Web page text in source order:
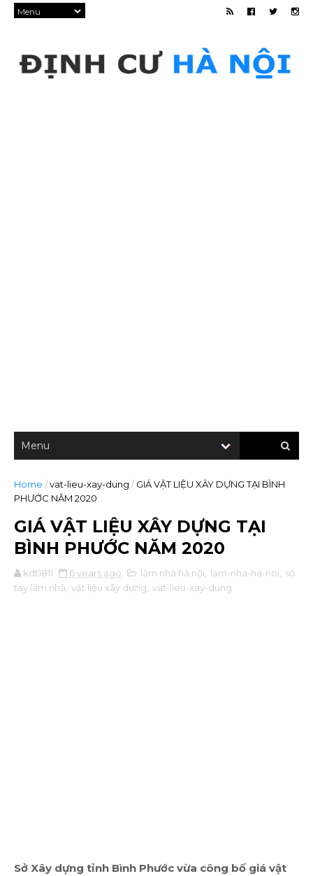
Home /vat-lieu-xay-dung / GIÁ VẬT LIỆU XÂY DỰNG TẠI BÌNH
PHƯỚC NĂM 2020
GIÁ VẬT LIỆU XÂY DỰNG TẠI
BÌNH PHƯỚC NĂM 2020
kdt1811 6 years ago làm nhà hà nội lam-nha-ha-noi
sổ
tay làm nhà vật liệu xây dựng vat-lieu-xay-dung
Sở Xây dựng tỉnh Bình Phước vừa công bố giá vật